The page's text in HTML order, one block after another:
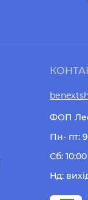
ФОП
Пн- пт:
Сб:
Нд: